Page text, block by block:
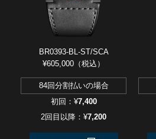
BR0393-BL-ST/SCA
¥605,000（税込）
84回分割払いの場合
初回：¥7,400
2回目以降：¥7,200